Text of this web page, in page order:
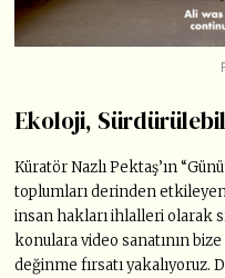
Ekoloji,
Küratör Nazlı Pektaş’ın
toplumları derinden
insan hakları ihlalleri olarak
konulara video sanatının
değinme fırsatı